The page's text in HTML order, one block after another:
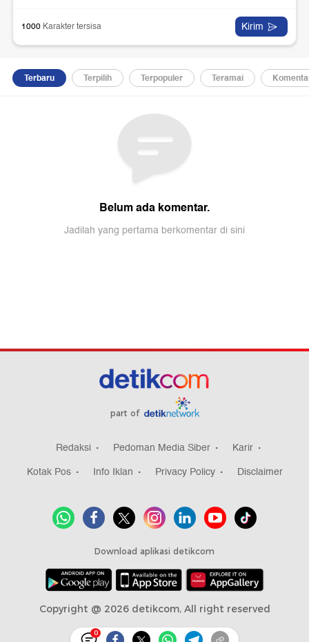
0
part of
Redaksi Pedoman Media Siber
Karir
Kotak Pos
Info Iklan Privacy Policy Disclaimer
Download aplikasi detikcom
Copyright @ 2026 detikcom, All right reserved